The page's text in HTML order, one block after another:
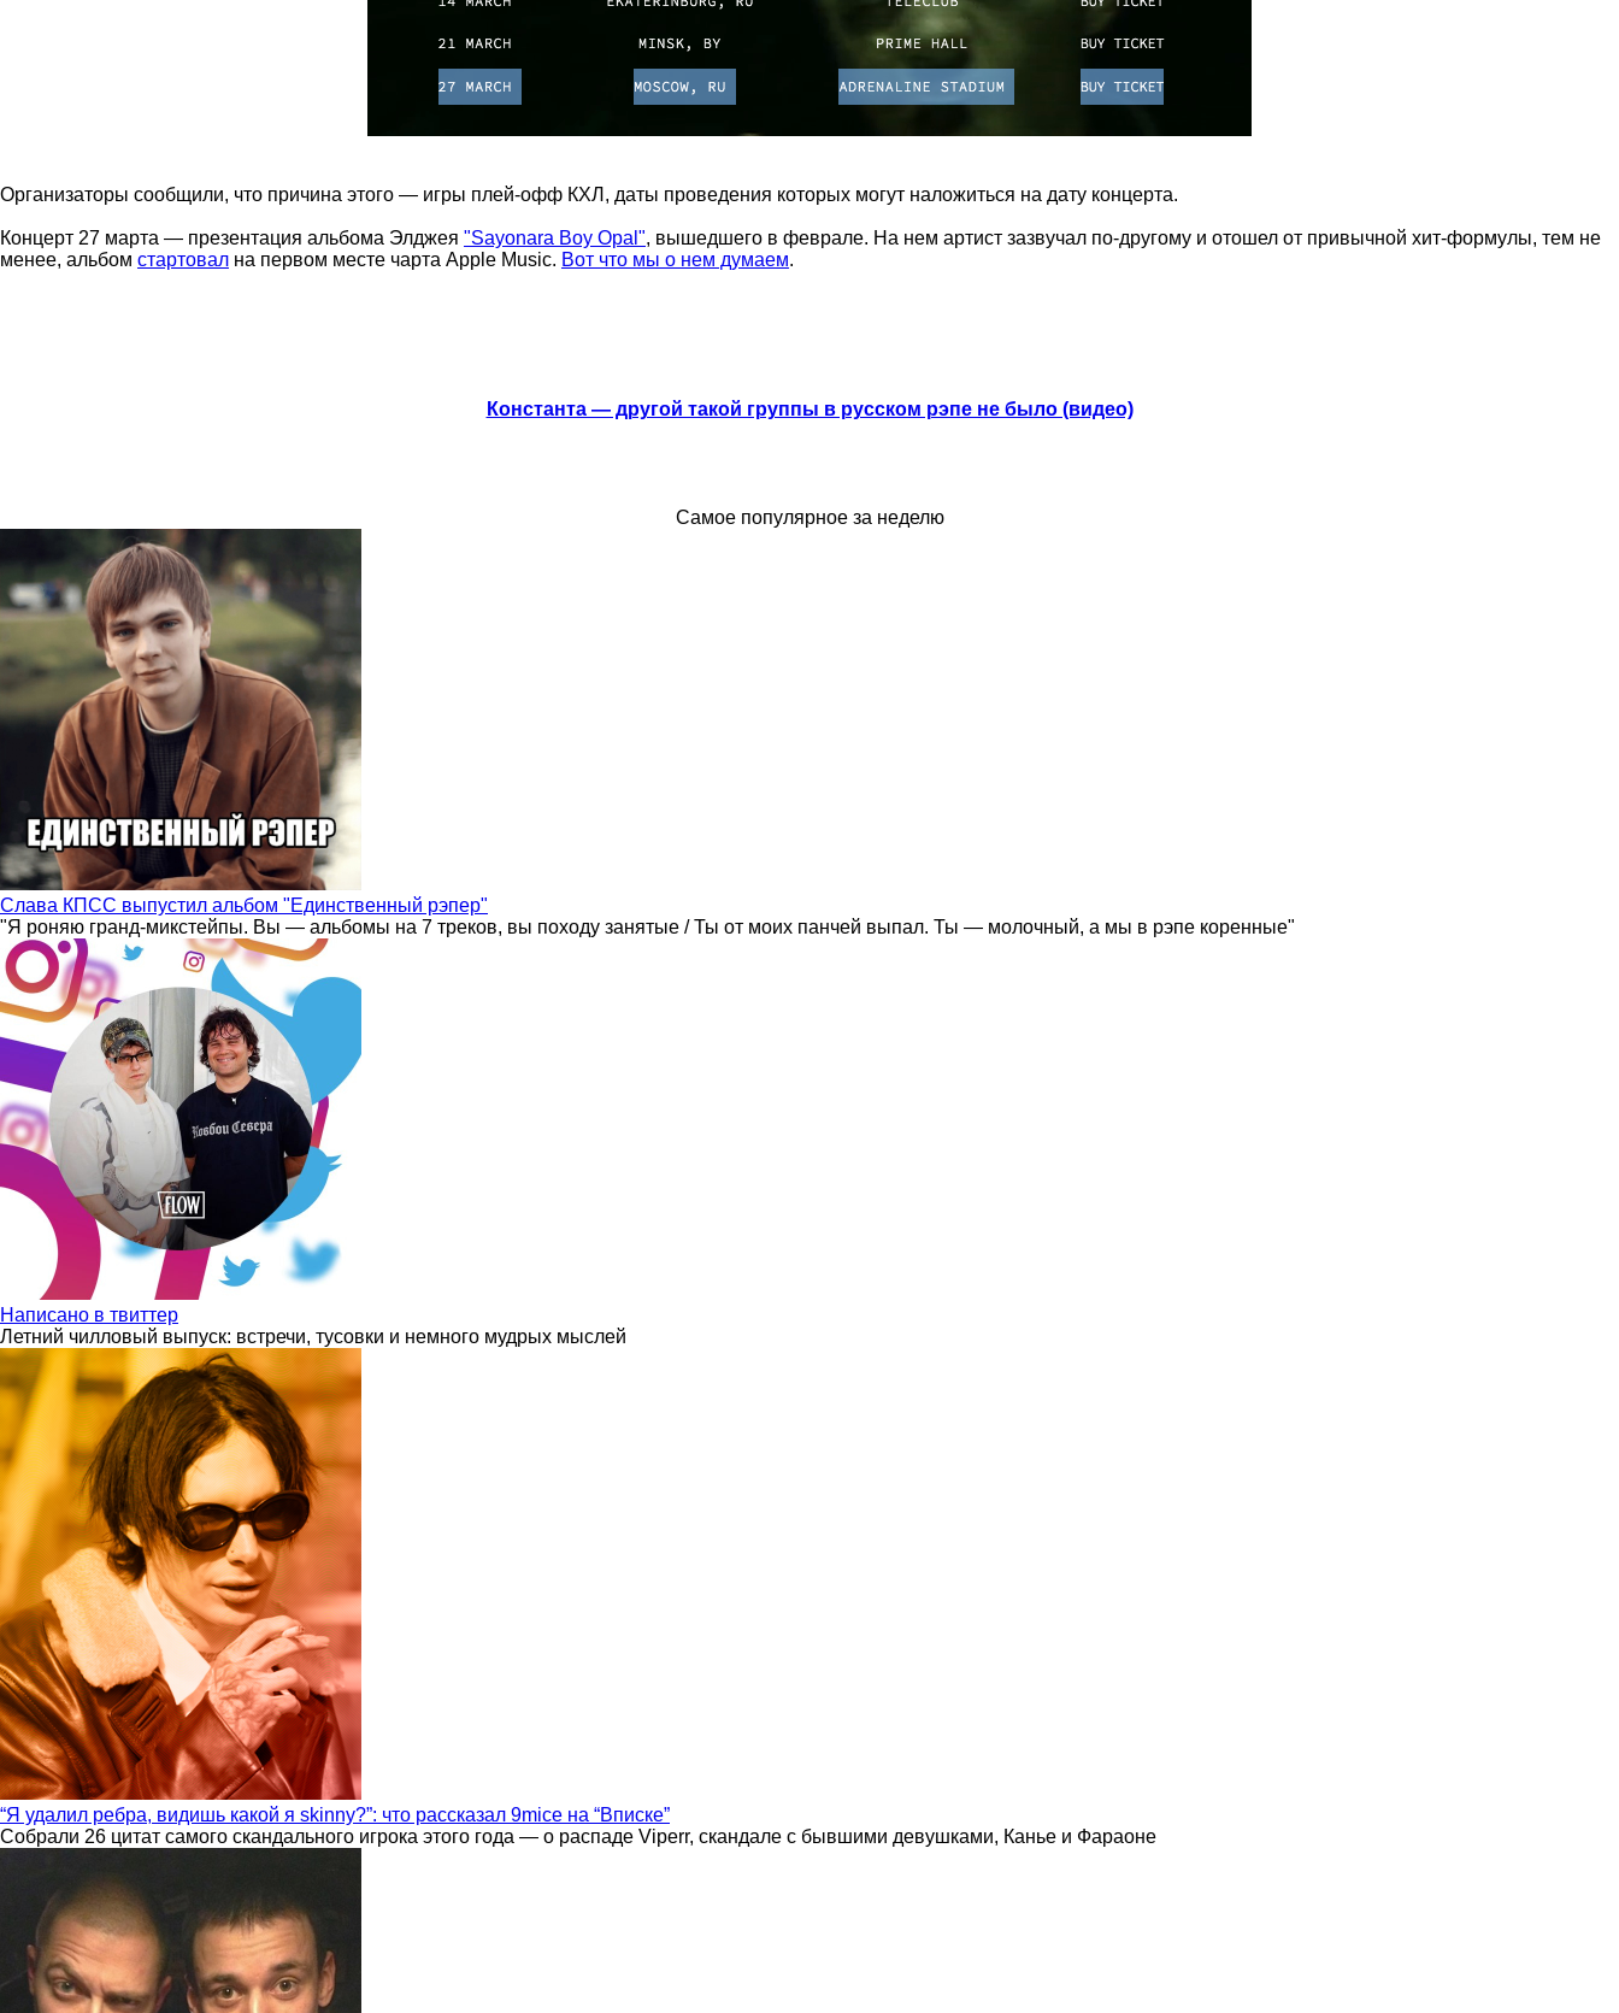
Организаторы сообщили, что причина этого — игры плей-офф КХЛ, даты проведения которых могут наложиться на дату концерта.
Концерт 27 марта — презентация альбома Элджея "Sayonara Boy Opal", вышедшего в феврале. На нем артист зазвучал по-другому и отошел от привычной хит-формулы, тем не
менее, альбом стартовал на первом месте чарта Apple Music. Вот что мы о нем думаем.
Константа — другой такой группы в русском рэпе не было (видео)
Самое популярное за неделю
Слава КПСС выпустил альбом "Единственный рэпер"
"Я роняю гранд-микстейпы. Вы — альбомы на 7 треков, вы походу занятые / Ты от моих панчей выпал. Ты — молочный, а мы в рэпе коренные"
Написано в твиттер
Летний чилловый выпуск: встречи, тусовки и немного мудрых мыслей
“Я удалил ребра, видишь какой я skinny?”: что рассказал 9mice на “Вписке”
Собрали 26 цитат самого скандального игрока этого года — о распаде Viperr, скандале с бывшими девушками, Канье и Фараоне